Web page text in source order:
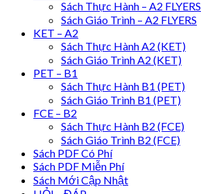
Sách Thực Hành – A2 FLYERS
Sách Giáo Trình – A2 FLYERS
KET – A2
Sách Thực Hành A2 (KET)
Sách Giáo Trình A2 (KET)
PET – B1
Sách Thực Hành B1 (PET)
Sách Giáo Trình B1 (PET)
FCE – B2
Sách Thực Hành B2 (FCE)
Sách Giáo Trình B2 (FCE)
Sách PDF Có Phí
Sách PDF Miễn Phí
Sách Mới Cập Nhật